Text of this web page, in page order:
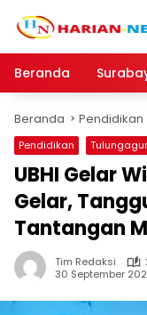
Beranda
Beranda Pendidikan
Pendidikan
UBHI Gelar
Gelar,
Tantangan
Tim Redaksi
30 September